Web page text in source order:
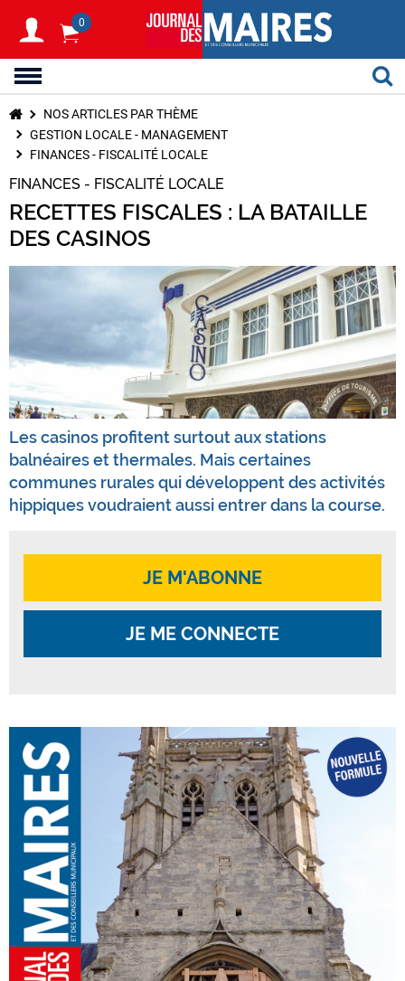
0
NOS ARTICLES PAR THÈME
GESTION LOCALE - MANAGEMENT
FINANCES - FISCALITÉ LOCALE
FINANCES - FISCALITÉ LOCALE
RECETTES FISCALES : LA BATAILLE
DES CASINOS
Les casinos profitent surtout aux stations
balnéaires et thermales. Mais certaines
communes rurales qui développent des activités
hippiques voudraient aussi entrer dans la course.
JE M'ABONNE
JE ME CONNECTE